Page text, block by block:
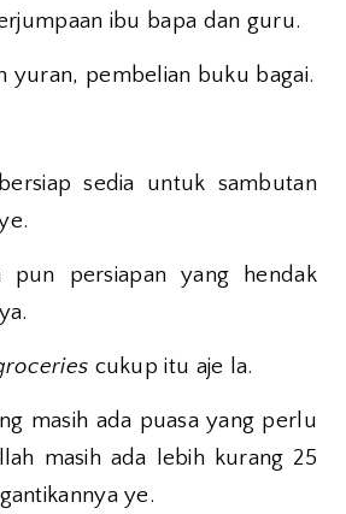
ibu bapa dan guru.
yuran, pembelian buku bagai.
sedia untuk sambutan
pun persiapan yang hendak
cukup itu aje la.
masih ada puasa yang perlu
masih ada lebih kurang 25
ye.